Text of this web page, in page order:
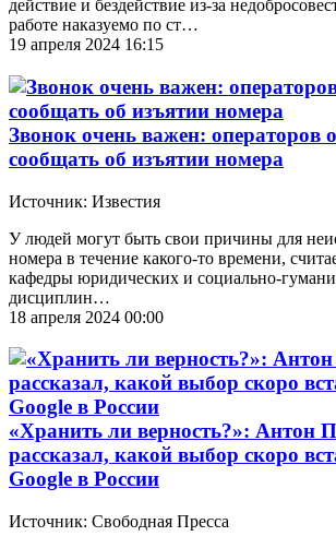
действие и бездействие из-за
работе наказуемо по ст…
19 апреля 2024 16:15
Звонок очень важен: операторов
сообщать об изъятии номера
Источник: Известия
У людей могут быть свои причины для
номера в течение какого-то времени,
кафедры юридических и социально-
дисциплин…
18 апреля 2024 00:00
«Хранить ли верность?»: Антон
рассказал, какой выбор скоро
Google в России
Источник: Свободная Пресса